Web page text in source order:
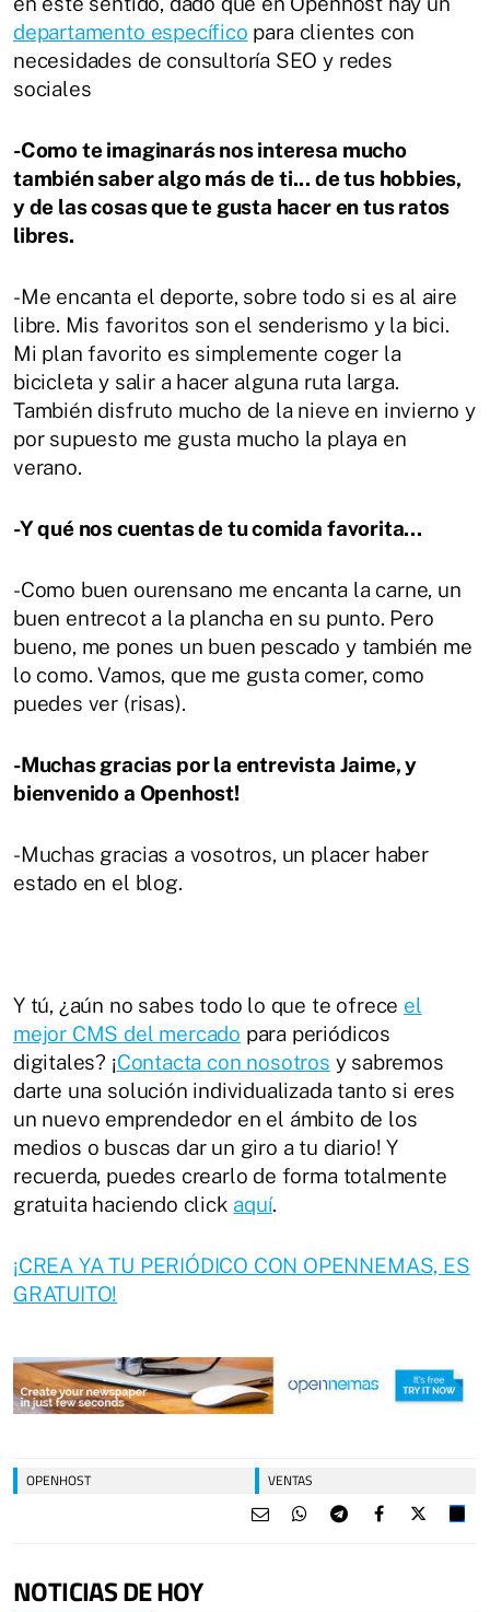
departamento específico para clientes con
necesidades de consultoría SEO y redes
sociales
-Como te imaginarás nos interesa mucho
también saber algo más de ti... de tus hobbies,
y de las cosas que te gusta hacer en tus ratos
libres.
-Me encanta el deporte, sobre todo si es al aire
libre. Mis favoritos son el senderismo y la bici.
Mi plan favorito es simplemente coger la
bicicleta y salir a hacer alguna ruta larga.
También disfruto mucho de la nieve en invierno y
por supuesto me gusta mucho la playa en
verano.
-Y qué nos cuentas de tu comida favorita...
-Como buen ourensano me encanta la carne, un
buen entrecot a la plancha en su punto. Pero
bueno, me pones un buen pescado y también me
lo como. Vamos, que me gusta comer, como
puedes ver (risas).
-Muchas gracias por la entrevista Jaime, y
bienvenido a Openhost!
-Muchas gracias a vosotros, un placer haber
estado en el blog.
Y tú, ¿aún no sabes todo lo que te ofrece el
mejor CMS del mercado para periódicos
digitales? ¡Contacta con nosotros y sabremos
darte una solución individualizada tanto si eres
un nuevo emprendedor en el ámbito de los
medios o buscas dar un giro a tu diario! Y
recuerda, puedes crearlo de forma totalmente
gratuita haciendo click aquí.
¡CREA YA TU PERIÓDICO CON OPENNEMAS, ES
GRATUITO!
OPENHOST VENTAS
NOTICIAS DE HOY